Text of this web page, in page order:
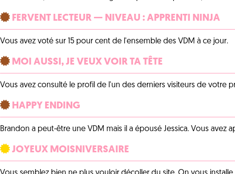
FERVENT LECTEUR — NIVEAU : APPRENTI NINJA
Vous avez voté sur 15 pour cent de l'ensemble des VDM à ce jour.
MOI AUSSI, JE VEUX VOIR TA TÊTE
Vous avez consulté le profil de l'un des derniers visiteurs de votre
HAPPY ENDING
Brandon a peut-être une VDM mais il a épousé Jessica. Vous avez
JOYEUX MOISNIVERSAIRE